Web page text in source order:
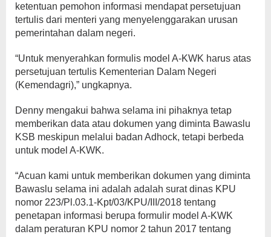
ketentuan pemohon informasi mendapat persetujuan
tertulis dari menteri yang menyelenggarakan urusan
pemerintahan dalam negeri.
“Untuk menyerahkan formulis model A-KWK harus atas
persetujuan tertulis Kementerian Dalam Negeri
(Kemendagri),” ungkapnya.
Denny mengakui bahwa selama ini pihaknya tetap
memberikan data atau dokumen yang diminta Bawaslu
KSB meskipun melalui badan Adhock, tetapi berbeda
untuk model A-KWK.
“Acuan kami untuk memberikan dokumen yang diminta
Bawaslu selama ini adalah adalah surat dinas KPU
nomor 223/Pl.03.1-Kpt/03/KPU/III/2018 tentang
penetapan informasi berupa formulir model A-KWK
dalam peraturan KPU nomor 2 tahun 2017 tentang